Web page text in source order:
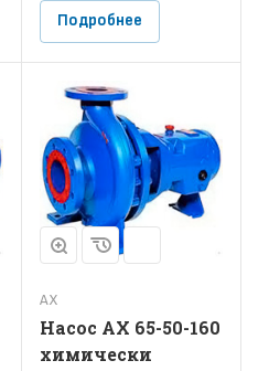
Подробнее
АХ
Насос АХ 65-50-160
химически